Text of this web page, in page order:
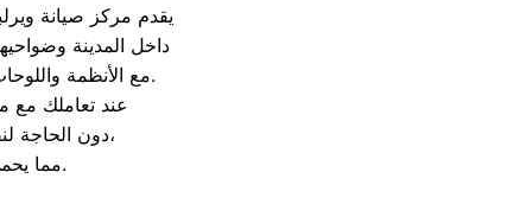
يقدم مركز صيانة
داخل المدينة
مع الأنظمة واللوحات الرقمية الذكية وتكنولوجيا الحاسة السادسة لعلامة ويرلبول لإصلاح الأعطال بكفاءة متناهية.
عند تعاملك مع
دون الحاجة لنقل جهازك من مكانه، مع تركيب قطع غيار أصلية ومعتمدة يصاحبها شهادة ضمان موثقة،
مما يحمي الغسالات، والثلاجات، والديب فريزر من تكرار الأعطال ويوفر لك الراحة التامة.